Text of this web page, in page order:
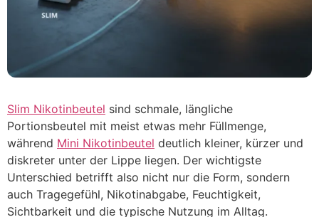
Slim Nikotinbeutel sind schmale, längliche
Portionsbeutel mit meist etwas mehr Füllmenge,
während Mini Nikotinbeutel deutlich kleiner, kürzer und
diskreter unter der Lippe liegen. Der wichtigste
Unterschied betrifft also nicht nur die Form, sondern
auch Tragegefühl, Nikotinabgabe, Feuchtigkeit,
Sichtbarkeit und die typische Nutzung im Alltag.